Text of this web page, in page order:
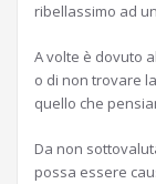
ribellassimo ad
A volte è dovuto
o di non trovare
quello che
Da non
possa essere